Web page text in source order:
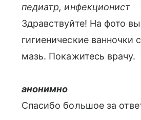
педиатр, инфекционист
Здравствуйте! На фото
гигиенические
мазь. Покажитесь врачу.
анонимно
Спасибо большое за